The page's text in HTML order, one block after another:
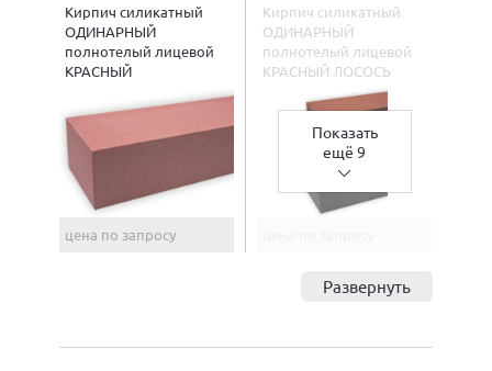
Кирпич силикатный
ОДИНАРНЫЙ
полнотелый лицевой
КРАСНЫЙ
цена по запросу
Кирпич силикатный
ОДИНАРНЫЙ
полнотелый лицевой
КРАСНЫЙ ЛОСОСЬ
Показать
ещё 9
Развернуть